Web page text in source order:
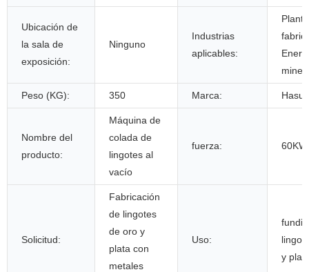
Ubicación de
la sala de
exposición:
Ninguno
Industrias
aplicables:
Peso (KG): 350 Marca:
Nombre del
producto:
Máquina de
colada de
lingotes al
vacío
fuerza: 60KW
Solicitud:
Fabricación
de lingotes
de oro y
plata con
metales
Uso:
y